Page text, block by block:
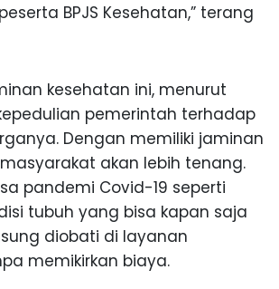
BPJS Kesehatan,” terang
kesehatan ini, menurut
pemerintah terhadap
Dengan memiliki jaminan
akan lebih tenang.
pandemi Covid-19 seperti
tubuh yang bisa kapan saja
diobati di layanan
memikirkan biaya.